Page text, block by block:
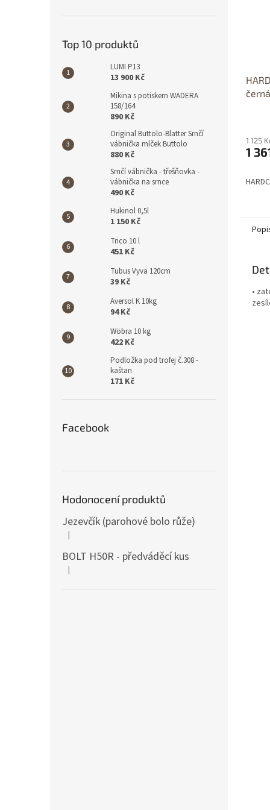
Top 10 produktů
LUMI P13
13 900 Kč
Mikina s potiskem WADERA
158/164
890 Kč
Original Buttolo-Blatter Srnčí
vábnička míček Buttolo
880 Kč
Srnčí vábnička - třešňovka -
vábnička na srnce
490 Kč
Hukinol 0,5l
1 150 Kč
Trico 10 l
451 Kč
Tubus Vyva 120cm
39 Kč
Aversol K 10kg
94 Kč
Wöbra 10 kg
422 Kč
Podložka pod trofej č.308 -
kaštan
171 Kč
Facebook
Hodonocení produktů
Jezevčík (parohové bolo růže)
Hodnocení produktu je 5 z 5 hvězdiček.
|
BOLT H50R - předváděcí kus
Hodnocení produktu je 5 z 5 hvězdiček.
|
černá
1 125
1
•